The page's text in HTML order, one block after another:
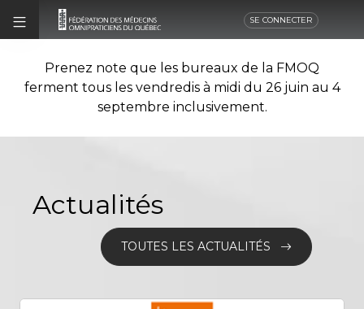
SE CONNECTER
Prenez note que les bureaux de la FMOQ
ferment tous les vendredis à midi du 26 juin au 4
septembre inclusivement.
Actualités
TOUTES LES ACTUALITÉS